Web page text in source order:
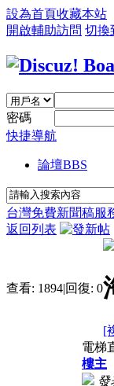
設為首頁收藏本站
開啟輔助訪問 切換
密碼
快捷導航
論壇BBS
台灣免費新聞稿服
返回列表
查看: 1894|回復: 0
[
電梯
樓主
發